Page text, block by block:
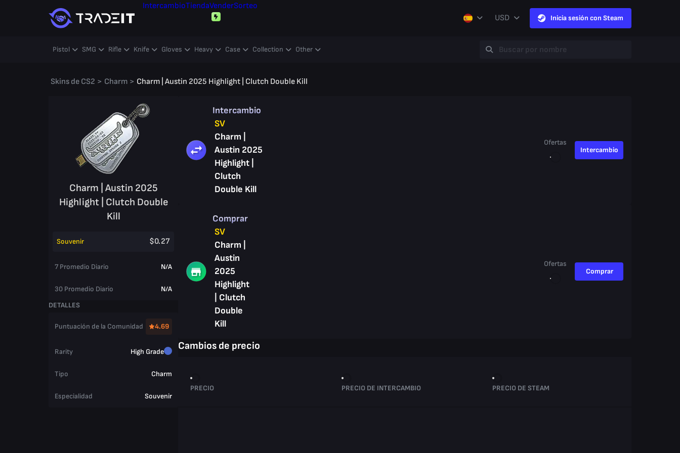
IntercambioTiendaVenderSorteo
USD
Inicia sesión con Steam
Pistol SMG Rifle Knife Gloves Heavy Case Collection Other
Skins de CS2 > Charm > Charm | Austin 2025 Highlight | Clutch Double Kill
Charm | Austin 2025
Highlight | Clutch Double
Kill
Souvenir $0.27
7 Promedio Diario N/A
30 Promedio Diario
N/A
DETALLES
Puntuación de la Comunidad 4.69
Rarity High Grade
Tipo Charm
Especialidad Souvenir
Intercambio
SV
Charm |
Austin 2025
Highlight |
Clutch
Double Kill
Ofertas
Intercambio
Comprar
SV
Charm |
Austin
2025
Highlight
| Clutch
Double
Kill
Ofertas
Comprar
Cambios de precio
PRECIO PRECIO DE INTERCAMBIO PRECIO DE STEAM